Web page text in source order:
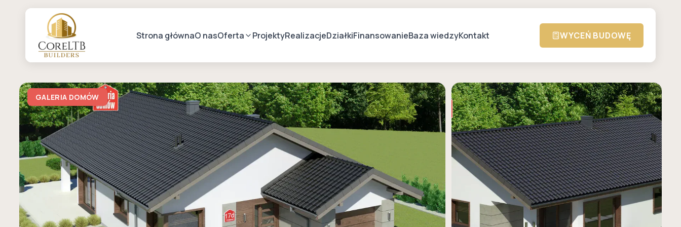
Strona głównaO nasOferta ProjektyRealizacjeDziałkiFinansowanieBaza wiedzyKontakt WYCEŃ BUDOWĘ
GALERIA DOMÓW